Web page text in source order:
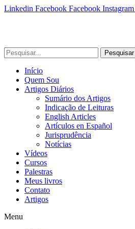
Linkedin Facebook Facebook Instagram
Pesquisar
Início
Quem Sou
Artigos Diários
Sumário dos Artigos
Indicação de Leituras
English Articles
Artículos en Español
Jurisprudência
Notícias
Vídeos
Cursos
Palestras
Meus livros
Contato
Artigos
Menu